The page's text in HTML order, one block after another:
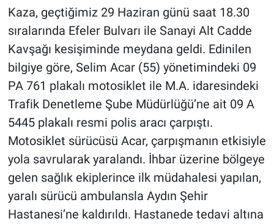
Kaza, geçtiğimiz 29 Haziran günü saat 18.30
sıralarında Efeler Bulvarı ile Sanayi Alt Cadde
Kavşağı kesişiminde meydana geldi. Edinilen
bilgiye göre, Selim Acar (55) yönetimindeki 09
PA 761 plakalı motosiklet ile M.A. idaresindeki
Trafik Denetleme Şube Müdürlüğü’ne ait 09 A
5445 plakalı resmi polis aracı çarpıştı.
Motosiklet sürücüsü Acar, çarpışmanın etkisiyle
yola savrularak yaralandı. İhbar üzerine bölgeye
gelen sağlık ekiplerince ilk müdahalesi yapılan,
yaralı sürücü ambulansla Aydın Şehir
Hastanesi’ne kaldırıldı. Hastanede tedavi altına